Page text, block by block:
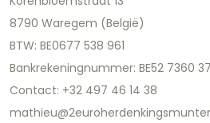
8790 Waregem (België)
BTW: BE0677 538 961
Bankrekeningnummer: BE52 7360
Contact: +32 497 46 14 38